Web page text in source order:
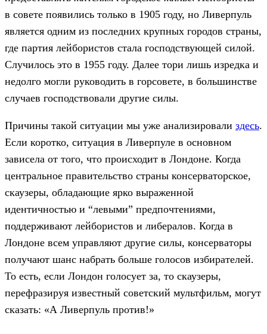
в совете появились только в 1905 году, но Ливерпуль
является одним из последних крупных городов страны,
где партия лейбористов стала господствующей силой.
Случилось это в 1955 году. Далее тори лишь изредка и
недолго могли руководить в горсовете, в большинстве
случаев господствовали другие силы.
Причины такой ситуации мы уже анализировали здесь.
Если коротко, ситуация в Ливерпуле в основном
зависела от того, что происходит в Лондоне. Когда
центральное правительство страны консерваторское,
скаузеры, обладающие ярко выраженной
идентичностью и “левыми” предпочтениями,
поддерживают лейбористов и либералов. Когда в
Лондоне всем управляют другие силы, консерваторы
получают шанс набрать больше голосов избирателей.
То есть, если Лондон голосует за, то скаузеры,
перефразируя известный советский мультфильм, могут
сказать: «А Ливерпуль против!»